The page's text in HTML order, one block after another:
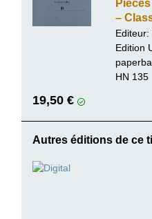
–
Editeur:
Edition
HN 135
19,50 €
Autres éditions de ce